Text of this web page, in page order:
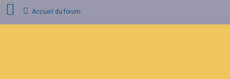
Accueil du forum